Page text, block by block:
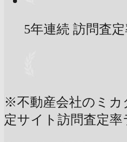
5年連続 訪問査
※不動産会社のミカ
定サイト訪問査定